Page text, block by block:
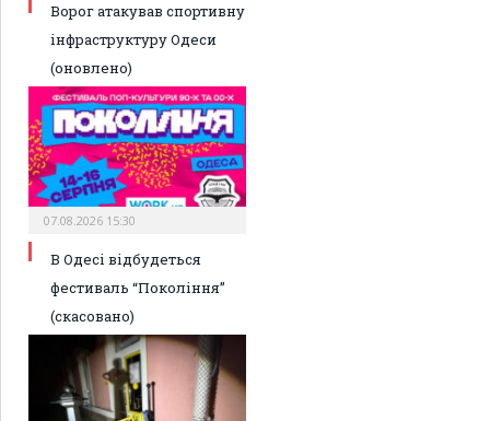
Ворог атакував спортивну
інфраструктуру Одеси
(оновлено)
07.08.2026 15:30
В Одесі відбудеться
фестиваль “Покоління”
(скасовано)